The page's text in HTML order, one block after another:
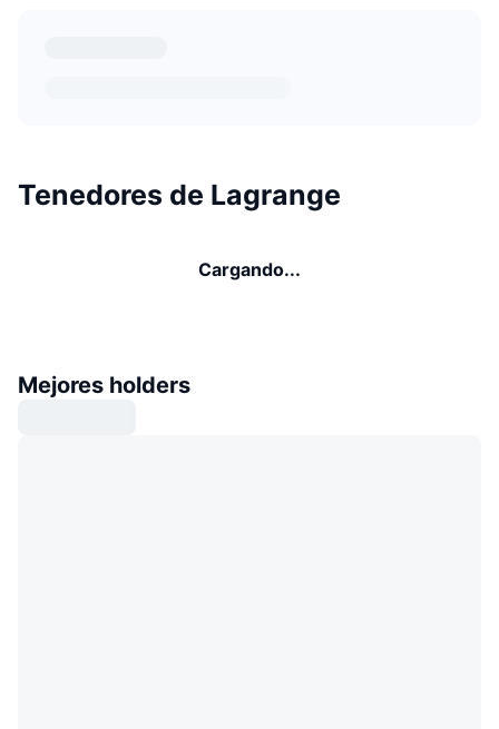
Tenedores de Lagrange
Cargando...
Mejores holders